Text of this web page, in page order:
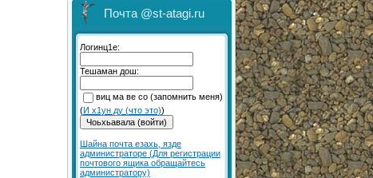
Почта @st-atagi.ru
Логинц1е:
Тешаман дош:
виц ма ве со (запомнить меня)
(И х1ун ду (что это))
Шайна почта езахь, язде
администраторе (Для регистрации
почтового ящика обращайтесь
администратору)